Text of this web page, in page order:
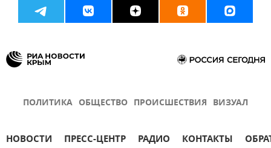
ПОЛИТИКА ОБЩЕСТВО ПРОИСШЕСТВИЯ ВИЗУАЛ
НОВОСТИ ПРЕСС-ЦЕНТР РАДИО КОНТАКТЫ